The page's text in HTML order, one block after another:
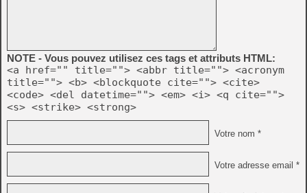
NOTE - Vous pouvez utilisez ces tags et attributs HTML:
<a href="" title=""> <abbr title=""> <acronym
title=""> <b> <blockquote cite=""> <cite>
<code> <del datetime=""> <em> <i> <q cite="">
<s> <strike> <strong>
Votre nom *
Votre adresse email *